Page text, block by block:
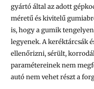
gyártó által az adott
méretű és kivitelű
is, hogy a gumik
legyenek. A keréktárcsák
ellenőrizni, sérült,
paramétereinek nem
autó nem vehet részt a